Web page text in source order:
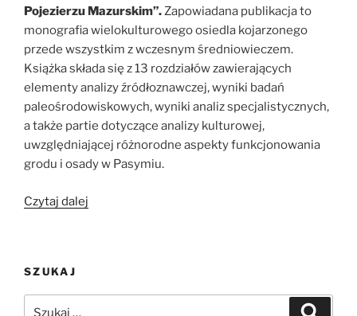
Pojezierzu Mazurskim”.Zapowiadana publikacja to
monografia wielokulturowego osiedla kojarzonego
przede wszystkim z wczesnym średniowieczem.
Książka składa się z 13 rozdziałów zawierających
elementy analizy źródłoznawczej, wyniki badań
paleośrodowiskowych, wyniki analiz specjalistycznych,
a także partie dotyczące analizy kulturowej,
uwzględniającej różnorodne aspekty funkcjonowania
grodu i osady w Pasymiu.
Czytaj dalej
książka
SZUKAJ